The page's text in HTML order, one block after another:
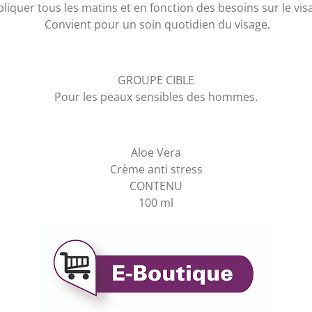
tous les matins et en fonction des besoins sur le
Convient pour un soin quotidien du visage.
GROUPE CIBLE
Pour les peaux sensibles des hommes.
Aloe Vera
Crème anti stress
CONTENU
100 ml